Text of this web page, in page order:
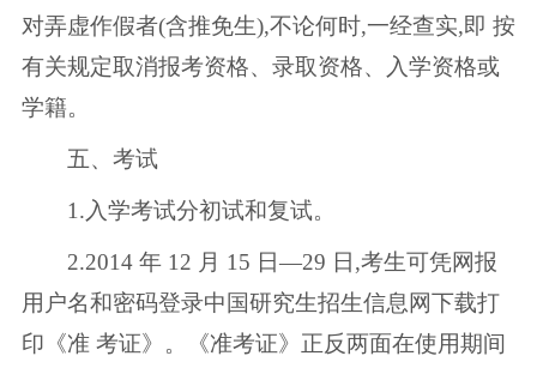
对弄虚作假者(含推免生),不论何时,一经查实,即 按
有关规定取消报考资格、录取资格、入学资格或
学籍。
五、考试
1.入学考试分初试和复试。
2.2014 年 12 月 15 日—29 日,考生可凭网报
用户名和密码登录中国研究生招生信息网下载打
印《准 考证》。《准考证》正反两面在使用期间